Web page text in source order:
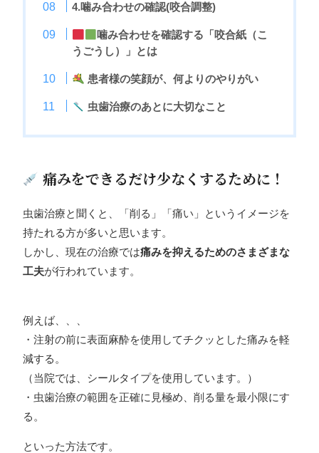
4.噛み合わせの確認(咬合調整)
噛み合わせを確認する「咬合紙（こ
うごうし）」とは
患者様の笑顔が、何よりのやりがい
虫歯治療のあとに大切なこと
痛みをできるだけ少なくするために！
虫歯治療と聞くと、「削る」「痛い」というイメージを
持たれる方が多いと思います。
しかし、現在の治療では痛みを抑えるためのさまざまな
工夫が行われています。
例えば、、、
・注射の前に表面麻酔を使用してチクッとした痛みを軽
減する。
（当院では、シールタイプを使用しています。）
・虫歯治療の範囲を正確に見極め、削る量を最小限にす
る。
といった方法です。